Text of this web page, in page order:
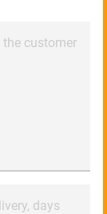
customer
days